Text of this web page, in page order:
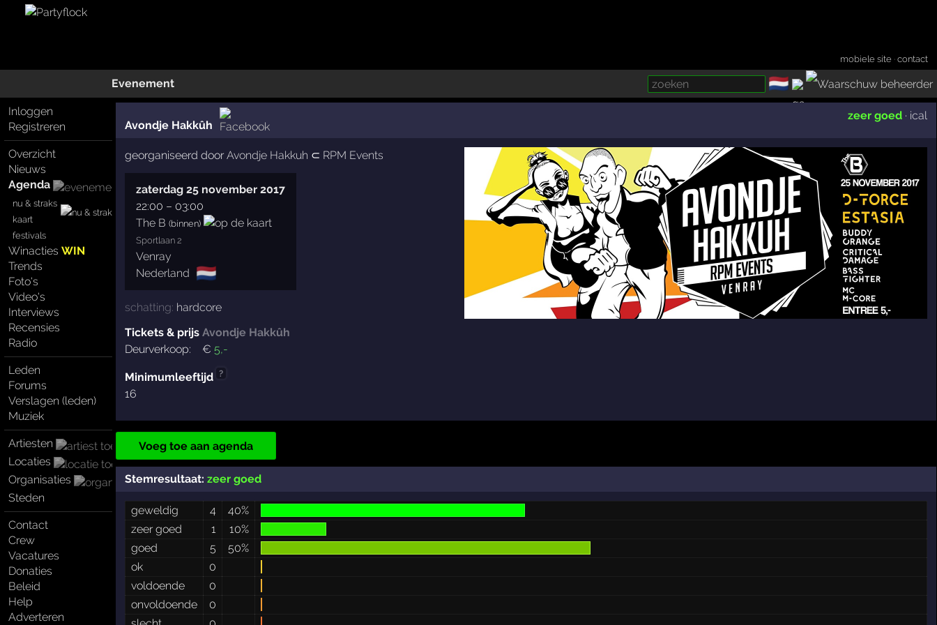
mobiele site ·contact
Evenement 🇳🇱
Inloggen
Registreren
Overzicht
Nieuws
Agenda
nu & straks
kaart
festivals
WinactiesWIN
Trends
Foto's
Video's
Interviews
Recensies
Radio
Leden
Forums
Verslagen (leden)
Muziek
Artiesten
Locaties
Organisaties
Steden
Contact
Crew
Vacatures
Donaties
Beleid
Help
Adverteren
Avondje Hakkûh
zeer goed · ical
georganiseerd door Avondje Hakkuh ⊂ RPM Events
zaterdag 25 november 2017
22:00 – 03:00
The B (binnen)
Sportlaan 2
Venray
Nederland 🇳🇱
schatting: hardcore
Tickets & prijs Avondje Hakkûh
Deurverkoop:
€ 5,-
Minimumleeftijd ?
16
Voeg toe aan agenda
Stemresultaat: zeer goed
geweldig 4
40%
zeer goed
1
10%
goed
5
50%
ok
0
voldoende
0
onvoldoende
0